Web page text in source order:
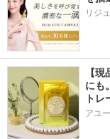
リジ
【
にも
トレ
アユ